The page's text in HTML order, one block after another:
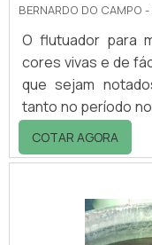
BERNARDO DO CAMPO -
O flutuador para
cores vivas e de
que sejam notados a qualquer momento,
tanto no período
fabricados com
UV, impedindo a
insubstituíveis
águas marítimas e
os tubos sejam
COTAR AGORA